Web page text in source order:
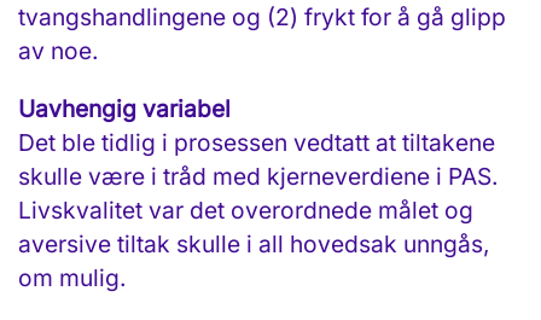
tvangshandlingene og (2) frykt for å gå glipp
av noe.
Uavhengig variabel
Det ble tidlig i prosessen vedtatt at tiltakene
skulle være i tråd med kjerneverdiene i PAS.
Livskvalitet var det overordnede målet og
aversive tiltak skulle i all hovedsak unngås,
om mulig.